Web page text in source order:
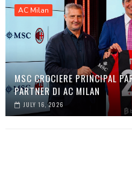
AC Milan
MSC CROCIERE PRINCIPAL
PARTNER DI AC MILAN
JULY 16, 2026